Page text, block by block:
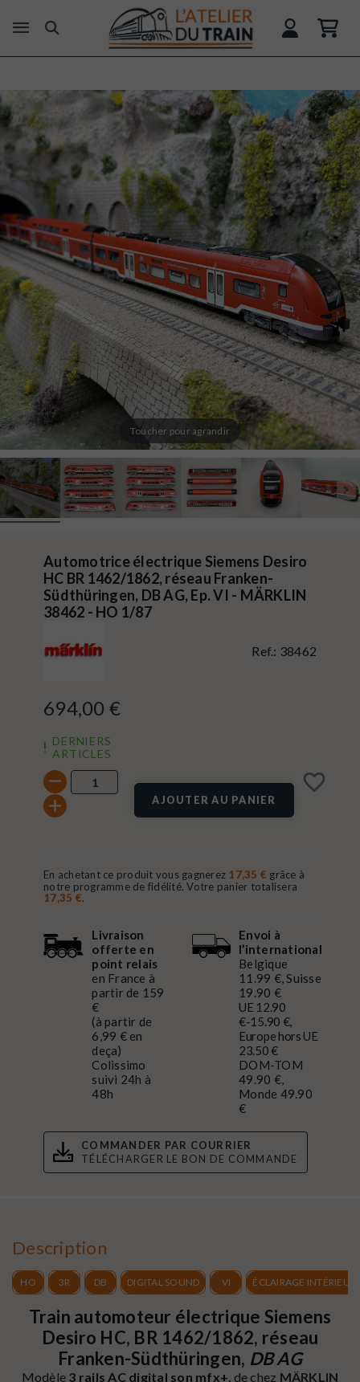
Toucher pour agrandir
Automotrice électrique Siemens Desiro
HC BR 1462/1862, réseau Franken-
Südthüringen, DB AG, Ep. VI - MÄRKLIN
38462 - HO 1/87
Ref.: 38462
694,00 €
DERNIERS
ARTICLES
AJOUTER AU PANIER
favorite_border
En achetant ce produit vous gagnerez 17,35 € grâce à
notre programme de fidélité. Votre panier totalisera
17,35 €.
Livraison
offerte en
point relais
en France à
partir de 159
€
(à partir de
6,99 € en
deça)
Colissimo
suivi 24h à
48h
Envoi à
l’international
Belgique
11.99 €, Suisse
19.90 €
UE 12.90
€-15.90 €,
Europe hors UE
23.50 €
DOM-TOM
49.90 €,
Monde 49.90
€
COMMANDER PAR COURRIER
TÉLÉCHARGER LE BON DE COMMANDE
Description
HO 3R DB DIGITAL SOUND VI ÉCLAIRAGE INTÉRIEUR
Train automoteur électrique Siemens
Desiro HC, BR 1462/1862, réseau
Franken-Südthüringen, DB AG
Modèle 3 rails AC digital son mfx+ , de chez MÄRKLIN